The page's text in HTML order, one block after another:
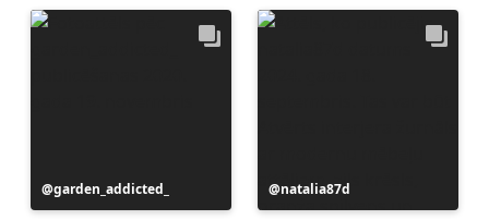
Ierakstu
publicējis
garden_addicted_
Ierakstu
publicējis
natalia87d